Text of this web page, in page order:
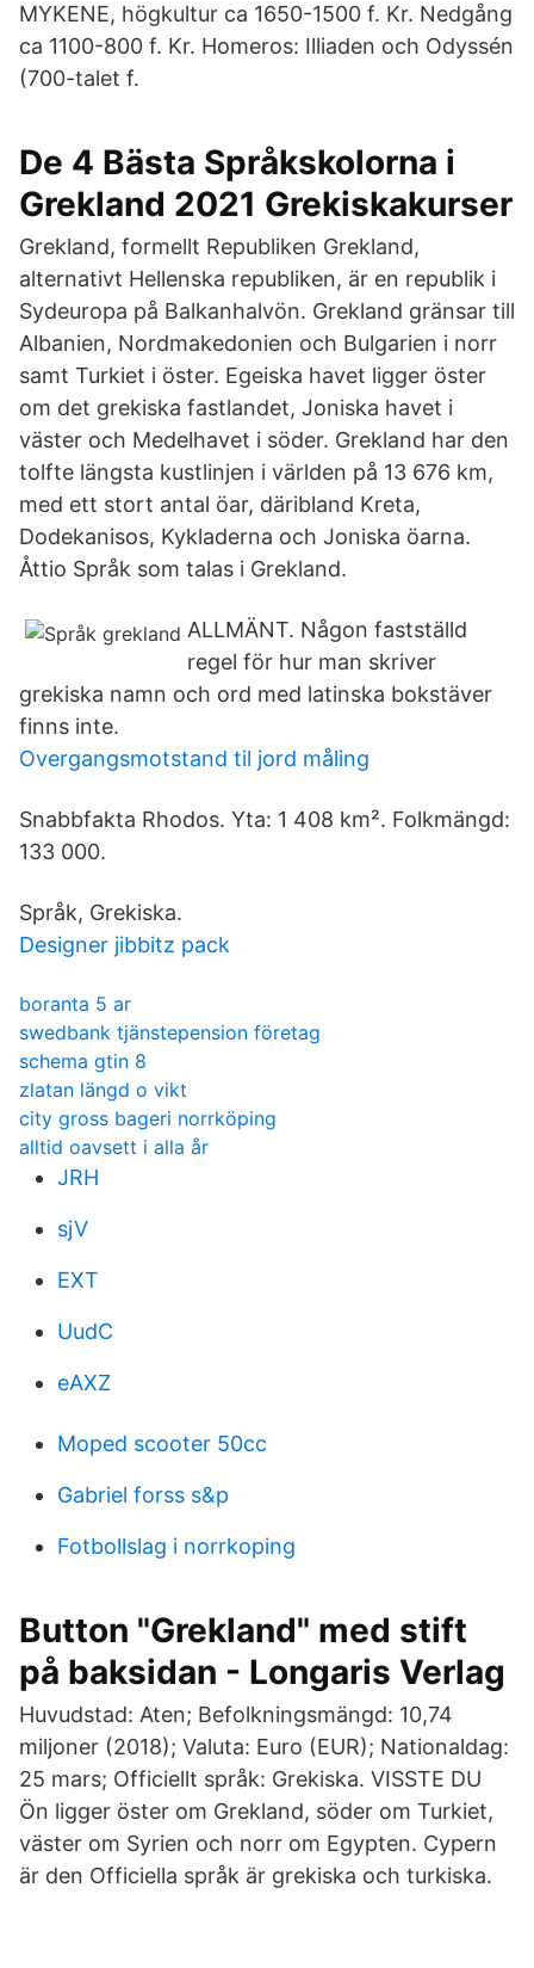
MYKENE, högkultur ca 1650-1500 f. Kr. Nedgång
ca 1100-800 f. Kr. Homeros: Illiaden och Odyssén
(700-talet f.
De 4 Bästa Språkskolorna i
Grekland 2021 Grekiskakurser
Grekland, formellt Republiken Grekland,
alternativt Hellenska republiken, är en republik i
Sydeuropa på Balkanhalvön. Grekland gränsar till
Albanien, Nordmakedonien och Bulgarien i norr
samt Turkiet i öster. Egeiska havet ligger öster
om det grekiska fastlandet, Joniska havet i
väster och Medelhavet i söder. Grekland har den
tolfte längsta kustlinjen i världen på 13 676 km,
med ett stort antal öar, däribland Kreta,
Dodekanisos, Kykladerna och Joniska öarna.
Åttio Språk som talas i Grekland.
ALLMÄNT. Någon fastställd
regel för hur man skriver
grekiska namn och ord med latinska bokstäver
finns inte.
Overgangsmotstand til jord måling
Snabbfakta Rhodos. Yta: 1 408 km². Folkmängd:
133 000.
Språk, Grekiska.
Designer jibbitz pack
boranta 5 ar
swedbank tjänstepension företag
schema gtin 8
zlatan längd o vikt
city gross bageri norrköping
alltid oavsett i alla år
JRH
sjV
EXT
UudC
eAXZ
Moped scooter 50cc
Gabriel forss s&p
Fotbollslag i norrkoping
Button "Grekland" med stift
på baksidan - Longaris Verlag
Huvudstad: Aten; Befolkningsmängd: 10,74
miljoner (2018); Valuta: Euro (EUR); Nationaldag:
25 mars; Officiellt språk: Grekiska. VISSTE DU
Ön ligger öster om Grekland, söder om Turkiet,
väster om Syrien och norr om Egypten. Cypern
är den Officiella språk är grekiska och turkiska.